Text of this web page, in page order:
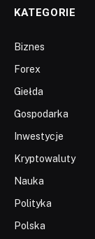
KATEGORIE
Biznes
Forex
Giełda
Gospodarka
Inwestycje
Kryptowaluty
Nauka
Polityka
Polska